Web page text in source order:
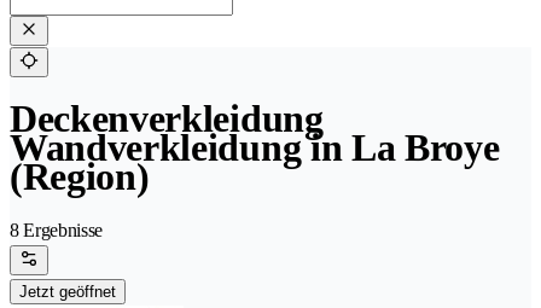
Deckenverkleidung
Wandverkleidung in La Broye
(Region)
8 Ergebnisse
Jetzt geöffnet